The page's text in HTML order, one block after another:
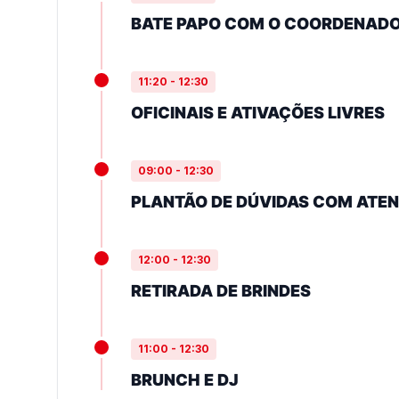
BATE PAPO COM O
11:20 - 12:30
OFICINAIS E ATIVAÇÕES LIVRES
09:00 - 12:30
PLANTÃO DE DÚVIDAS COM
12:00 - 12:30
RETIRADA DE BRINDES
11:00 - 12:30
BRUNCH E DJ